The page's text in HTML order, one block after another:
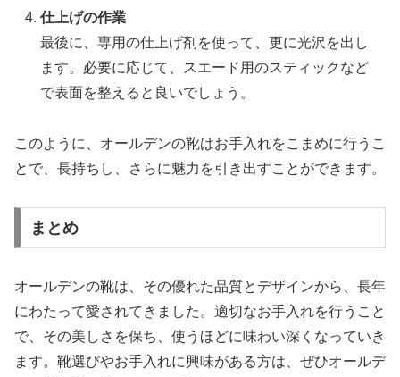
仕上げの作業
最後に、専用の仕上げ剤を使って、更に光沢を出し
ます。必要に応じて、スエード用のスティックなど
で表面を整えると良いでしょう。
このように、オールデンの靴はお手入れをこまめに行うこ
とで、長持ちし、さらに魅力を引き出すことができます。
まとめ
オールデンの靴は、その優れた品質とデザインから、長年
にわたって愛されてきました。適切なお手入れを行うこと
で、その美しさを保ち、使うほどに味わい深くなっていき
ます。靴選びやお手入れに興味がある方は、ぜひオールデ